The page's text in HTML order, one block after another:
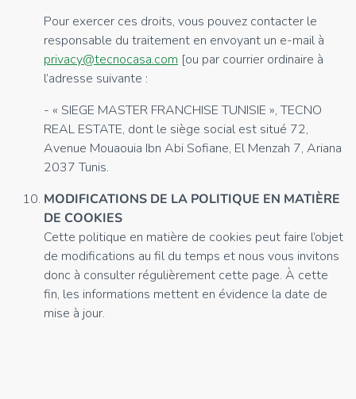
Pour exercer ces droits, vous pouvez contacter le
responsable du traitement en envoyant un e-mail à
privacy@tecnocasa.com [ou par courrier ordinaire à
l’adresse suivante :
- « SIEGE MASTER FRANCHISE TUNISIE », TECNO
REAL ESTATE, dont le siège social est situé 72,
Avenue Mouaouia Ibn Abi Sofiane, El Menzah 7, Ariana
2037 Tunis.
MODIFICATIONS DE LA POLITIQUE EN MATIÈRE
DE COOKIES
Cette politique en matière de cookies peut faire l’objet
de modifications au fil du temps et nous vous invitons
donc à consulter régulièrement cette page. À cette
fin, les informations mettent en évidence la date de
mise à jour.